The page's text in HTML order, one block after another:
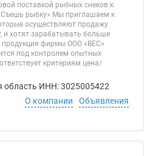
поставкой рыбных снеков к
рыбку» Мы приглашаем к
осуществляют продажу
и хотят зарабатывать больше
продукция фирмы ООО «ВЕС»
под контролем опытных
критериям цена/
область ИНН: 3025005422
О компании
Объявления